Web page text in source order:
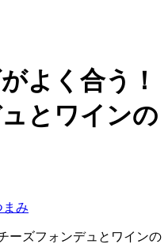
よく合う！
とワインの
まみ